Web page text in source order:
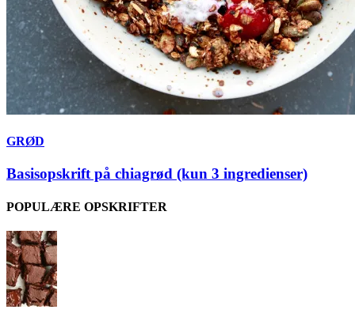
GRØD
Basisopskrift på chiagrød (kun 3 ingredienser)
POPULÆRE OPSKRIFTER